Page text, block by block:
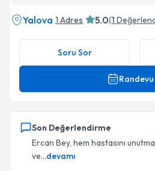
Yalova 1 Adres 5.0(1
Soru Sor
Randevu
Son Değerlendirme
Ercan Bey, hem hastasını
ve...devamı